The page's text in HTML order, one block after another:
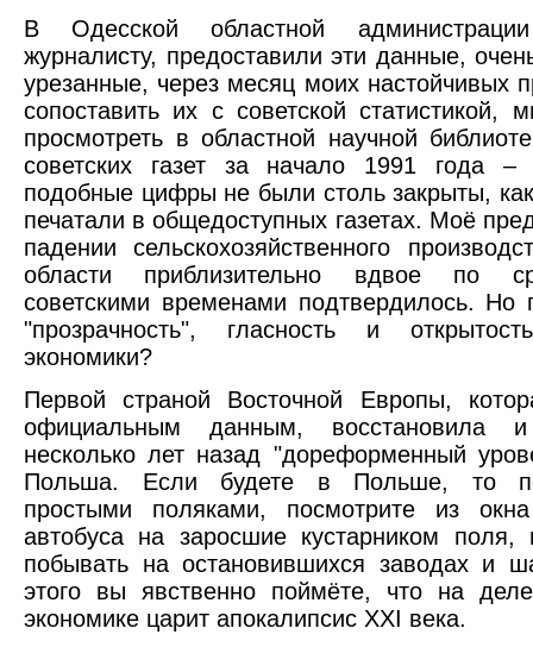
В Одесской областной
журналисту, предоставили эти данные,
урезанные, через месяц моих настойчивых
сопоставить их с советской статистикой,
просмотреть в областной научной
советских газет за начало 1991 года
подобные цифры не были столь закрыты,
печатали в общедоступных газетах. Моё
падении сельскохозяйственного
области приблизительно вдвое по
советскими временами подтвердилось. Но
"прозрачность", гласность и
экономики?
Первой страной Восточной Европы,
официальным данным, восстановила
несколько лет назад "дореформенный
Польша. Если будете в Польше, то
простыми поляками, посмотрите из окна
автобуса на заросшие кустарником поля,
побывать на остановившихся заводах и
этого вы явственно поймёте, что на
экономике царит апокалипсис ХХI века.